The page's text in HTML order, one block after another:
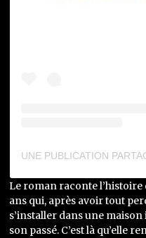
Le roman raconte l’histoire
ans qui, après avoir tout
s’installer dans une
son passé. C’est là qu’elle